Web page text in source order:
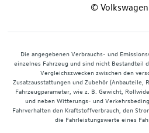
©
Die angegebenen Verbrauchs- und
einzelnes Fahrzeug und sind nicht Bestandteil
Vergleichszwecken zwischen den
Zusatzausstattungen und Zubehör (Anbauteile,
Fahrzeugparameter, wie z. B. Gewicht,
und neben Witterungs- und
Fahrverhalten den Kraftstoffverbrauch, den
die Fahrleistungswerte eines